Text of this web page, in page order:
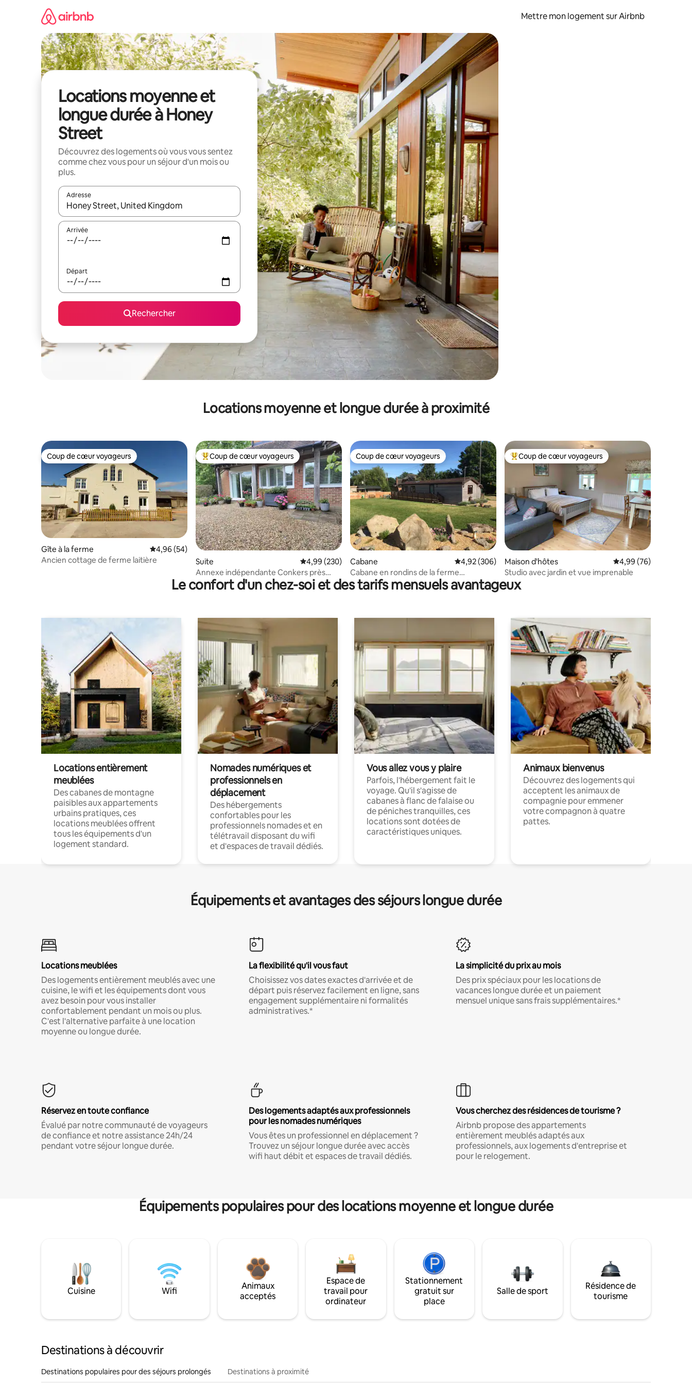
Mettre mon logement sur Airbnb
Locations moyenne et
longue durée à Honey
Street
Découvrez des logements où vous vous sentez
comme chez vous pour un séjour d'un mois ou
plus.
Adresse
Lorsque les résultats s'affichent, utilisez les flèches vers le haut et vers le bas pour les parcourir ou en appuyant et en faisant glisser.
Arrivée
Départ
Rechercher
Locations moyenne et longue durée à proximité
Coup de cœur voyageurs
Coup de cœur voyageurs
Gîte à la ferme Évaluation moyenne sur la base de 54 commentaires : 4,96 sur 5
4,96 (54)
Ancien cottage de ferme laitière
Coups de cœur voyageurs les plus appréciés
Coup de cœur voyageurs
Suite Évaluation moyenne sur la base de 230 commentaires : 4,99 sur 5
4,99 (230)
Annexe indépendante Conkers près
d'Avebury
Coup de cœur voyageurs
Coup de cœur voyageurs
Cabane Évaluation moyenne sur la base de 306 commentaires : 4,92 sur 5
4,92 (306)
Cabane en rondins de la ferme
Honeystreet
Coups de cœur voyageurs les plus appréciés
Coup de cœur voyageurs
Maison d'hôtes Évaluation moyenne
4,99 (76)
Studio avec jardin et vue imprenable
Le confort d'un chez-soi et des tarifs mensuels avantageux
Locations entièrement
meublées
Des cabanes de montagne
paisibles aux appartements
urbains pratiques, ces
locations meublées offrent
tous les équipements d'un
logement standard.
Nomades numériques et
professionnels en
déplacement
Des hébergements
confortables pour les
professionnels nomades et en
télétravail disposant du wifi
et d'espaces de travail dédiés.
Vous allez vous y plaire
Parfois, l'hébergement fait le
voyage. Qu'il s'agisse de
cabanes à flanc de falaise ou
de péniches tranquilles, ces
locations sont dotées de
caractéristiques uniques.
Animaux bienvenus
Découvrez des logements qui
acceptent les animaux de
compagnie pour emmener
votre compagnon à quatre
pattes.
Équipements et avantages des séjours longue durée
Locations meublées
Des logements entièrement meublés avec une
cuisine, le wifi et les équipements dont vous
avez besoin pour vous installer
confortablement pendant un mois ou plus.
C'est l'alternative parfaite à une location
moyenne ou longue durée.
La flexibilité qu'il vous faut
Choisissez vos dates exactes d'arrivée et de
départ puis réservez facilement en ligne, sans
engagement supplémentaire ni formalités
administratives.*
La simplicité du prix au mois
Des prix spéciaux pour les locations de
vacances longue durée et un paiement
mensuel unique sans frais supplémentaires.*
Réservez en toute confiance
Évalué par notre communauté de voyageurs
de confiance et notre assistance 24h/24
pendant votre séjour longue durée.
Des logements adaptés aux professionnels
pour les nomades numériques
Vous êtes un professionnel en déplacement ?
Trouvez un séjour longue durée avec accès
wifi haut débit et espaces de travail dédiés.
Vous cherchez des résidences de tourisme ?
Airbnb propose des appartements
entièrement meublés adaptés aux
professionnels, aux logements d'entreprise et
pour le relogement.
Équipements populaires pour des locations moyenne et longue durée
Cuisine Wifi
Animaux
acceptés
Espace de
travail pour
ordinateur
Stationnement
gratuit sur
place
Salle de sport
Résidence de
tourisme
Destinations à découvrir
Destinations populaires pour des séjours prolongés Destinations à proximité